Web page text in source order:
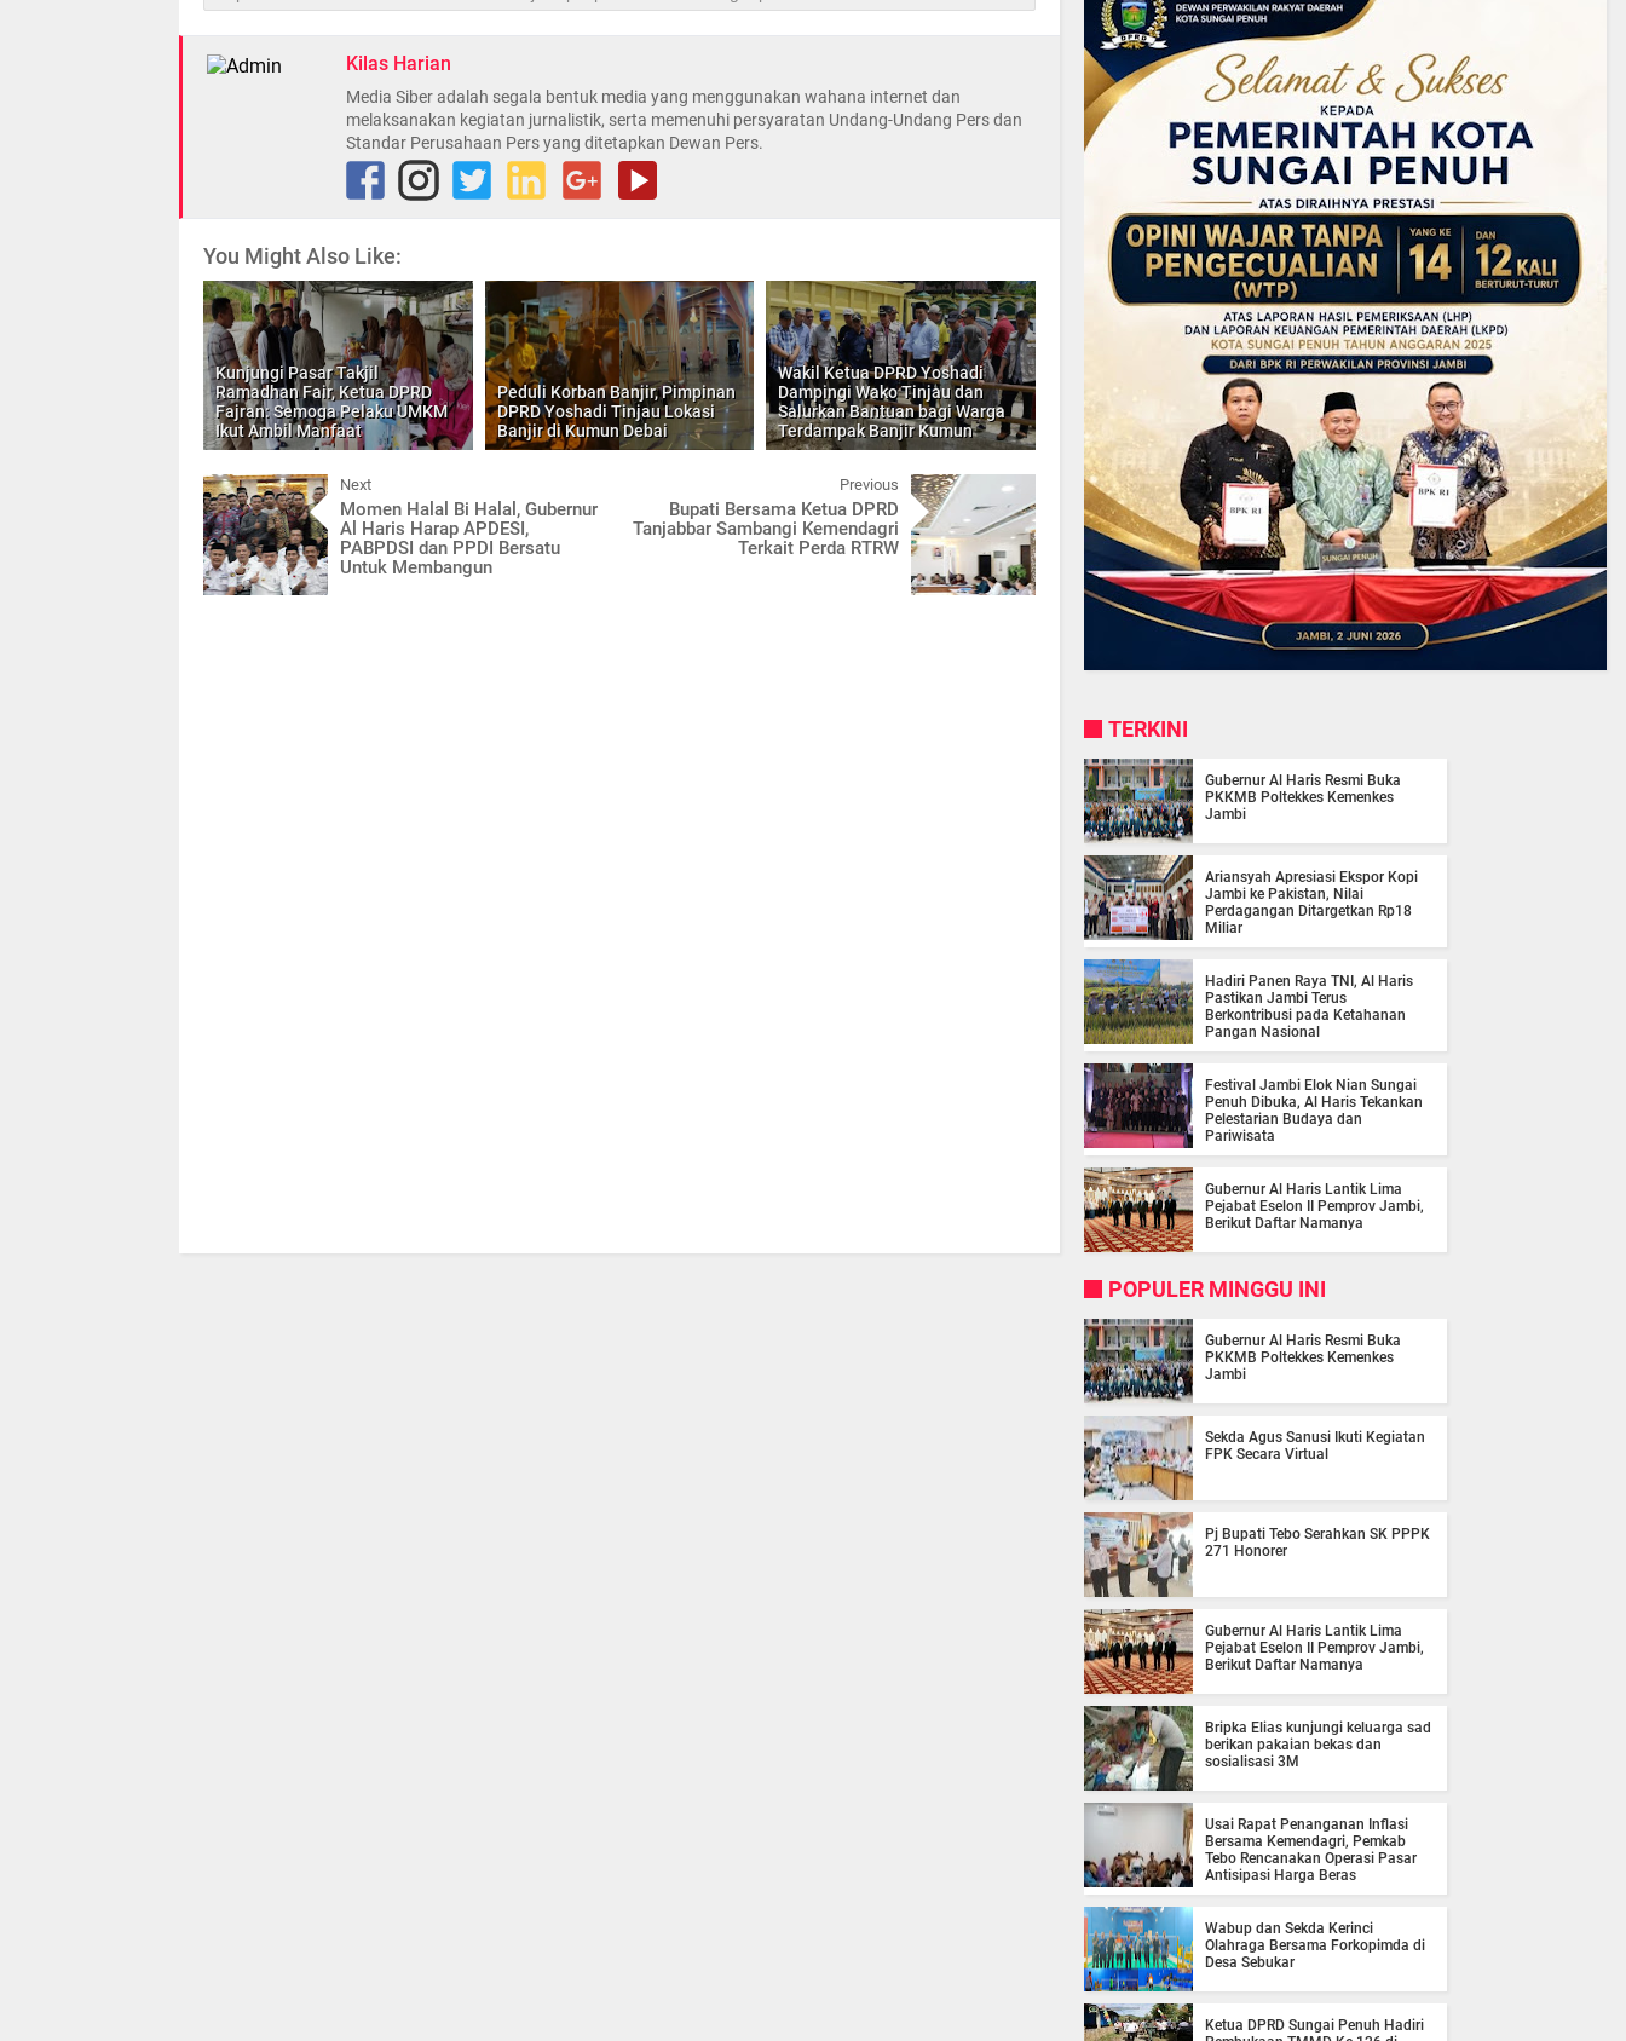
Kilas Harian
Media Siber adalah segala bentuk media yang menggunakan wahana internet dan
melaksanakan kegiatan jurnalistik, serta memenuhi persyaratan Undang-Undang Pers dan
Standar Perusahaan Pers yang ditetapkan Dewan Pers.
You Might Also Like:
Kunjungi Pasar Takjil
Ramadhan Fair, Ketua DPRD
Fajran: Semoga Pelaku UMKM
Ikut Ambil Manfaat
Peduli Korban Banjir, Pimpinan
DPRD Yoshadi Tinjau Lokasi
Banjir di Kumun Debai
Wakil Ketua DPRD Yoshadi
Dampingi Wako Tinjau dan
Salurkan Bantuan bagi Warga
Terdampak Banjir Kumun
Next
Momen Halal Bi Halal, Gubernur
Al Haris Harap APDESI,
PABPDSI dan PPDI Bersatu
Untuk Membangun
Previous
Bupati Bersama Ketua DPRD
Tanjabbar Sambangi Kemendagri
Terkait Perda RTRW
TERKINI
Gubernur Al Haris Resmi Buka
PKKMB Poltekkes Kemenkes
Jambi
Ariansyah Apresiasi Ekspor Kopi
Jambi ke Pakistan, Nilai
Perdagangan Ditargetkan Rp18
Miliar
Hadiri Panen Raya TNI, Al Haris
Pastikan Jambi Terus
Berkontribusi pada Ketahanan
Pangan Nasional
Festival Jambi Elok Nian Sungai
Penuh Dibuka, Al Haris Tekankan
Pelestarian Budaya dan
Pariwisata
Gubernur Al Haris Lantik Lima
Pejabat Eselon II Pemprov Jambi,
Berikut Daftar Namanya
POPULER MINGGU INI
Gubernur Al Haris Resmi Buka
PKKMB Poltekkes Kemenkes
Jambi
Sekda Agus Sanusi Ikuti Kegiatan
FPK Secara Virtual
Pj Bupati Tebo Serahkan SK PPPK
271 Honorer
Gubernur Al Haris Lantik Lima
Pejabat Eselon II Pemprov Jambi,
Berikut Daftar Namanya
Bripka Elias kunjungi keluarga sad
berikan pakaian bekas dan
sosialisasi 3M
Usai Rapat Penanganan Inflasi
Bersama Kemendagri, Pemkab
Tebo Rencanakan Operasi Pasar
Antisipasi Harga Beras
Wabup dan Sekda Kerinci
Olahraga Bersama Forkopimda di
Desa Sebukar
Ketua DPRD Sungai Penuh Hadiri